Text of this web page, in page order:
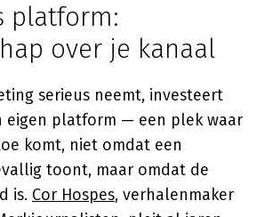
platform:
over je kanaal
serieus neemt, investeert
eigen platform — een plek waar
komt, niet omdat een
toont, maar omdat de
is. Cor Hospes, verhalenmaker